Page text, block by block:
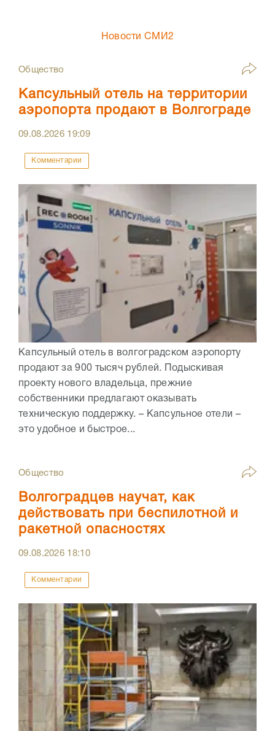
Новости СМИ2
Общество
Капсульный отель на территории
аэропорта продают в Волгограде
09.08.2026 19:09
Комментарии
Капсульный отель в волгоградском аэропорту
продают за 900 тысяч рублей. Подыскивая
проекту нового владельца, прежние
собственники предлагают оказывать
техническую поддержку. – Капсульное отели –
это удобное и быстрое...
Общество
Волгоградцев научат, как
действовать при беспилотной и
ракетной опасностях
09.08.2026 18:10
Комментарии